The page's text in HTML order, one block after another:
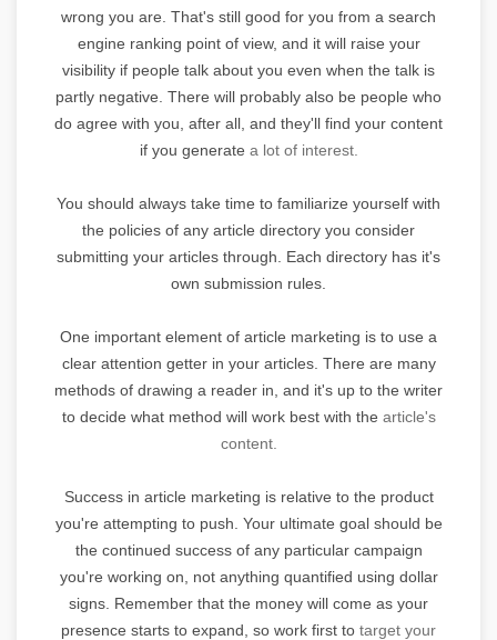
wrong you are. That's still good for you from a search
engine ranking point of view, and it will raise your
visibility if people talk about you even when the talk is
partly negative. There will probably also be people who
do agree with you, after all, and they'll find your content
if you generate a lot of interest.
You should always take time to familiarize yourself with
the policies of any article directory you consider
submitting your articles through. Each directory has it's
own submission rules.
One important element of article marketing is to use a
clear attention getter in your articles. There are many
methods of drawing a reader in, and it's up to the writer
to decide what method will work best with the article's
content.
Success in article marketing is relative to the product
you're attempting to push. Your ultimate goal should be
the continued success of any particular campaign
you're working on, not anything quantified using dollar
signs. Remember that the money will come as your
presence starts to expand, so work first to target your